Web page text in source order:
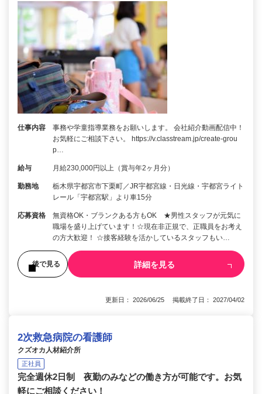
仕事内容
事務や学童指導業務をお願いします。 会社紹介動画配信中！
お気軽にご相談下さい。 https://v.classtream.jp/create-grou
p…
給与 月給230,000円以上（賞与年2ヶ月分）
勤務地
栃木県宇都宮市下栗町／JR宇都宮線・日光線・宇都宮ライト
レール「宇都宮駅」より車15分
応募資格
無資格OK・ブランクある方もOK ★男性スタッフが元気に
職場を盛り上げています！☆現在非正規で、正職員をお考え
の方大歓迎！ ☆接客経験を活かしているスタッフもい…
後で見る 詳細を見る
更新日： 2026/06/25 掲載終了日： 2027/04/02
2次救急病院の看護師
クズオカ人材紹介所
正社員
完全週休2日制 夜勤のみなどの働き方が可能です。お気
軽にご相談ください！